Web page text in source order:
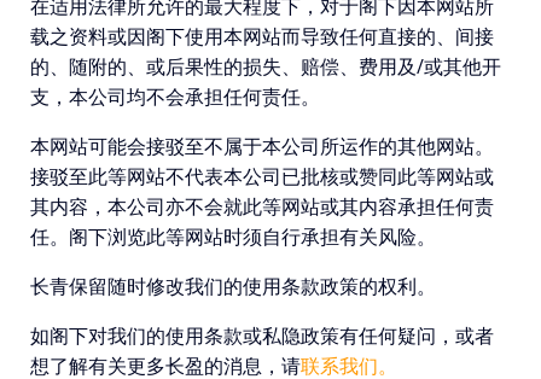
在适用法律所允许的最大程度下，对于阁下因本网站所
载之资料或因阁下使用本网站而导致任何直接的、间接
的、随附的、或后果性的损失、赔偿、费用及/或其他开
支，本公司均不会承担任何责任。
本网站可能会接驳至不属于本公司所运作的其他网站。
接驳至此等网站不代表本公司已批核或赞同此等网站或
其内容，本公司亦不会就此等网站或其内容承担任何责
任。阁下浏览此等网站时须自行承担有关风险。
长青保留随时修改我们的使用条款政策的权利。
如阁下对我们的使用条款或私隐政策有任何疑问，或者
想了解有关更多长盈的消息，请联系我们。